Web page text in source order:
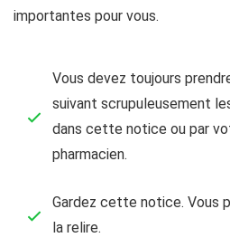
importantes pour vous.
Vous devez toujours
suivant scrupuleusement
dans cette notice ou par
pharmacien.
Gardez cette notice. Vous
la relire.